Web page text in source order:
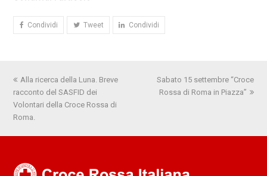
Condividi Tweet Condividi
Post
precedente:
Alla ricerca della Luna. Breve
racconto del SASFID dei
Volontari della Croce Rossa di
Roma.
articolo
successivo:
Sabato 15 settembre “Croce
Rossa di Roma in Piazza”